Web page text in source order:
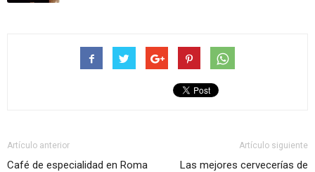
Artículo anterior
Café de especialidad en Roma
Artículo siguiente
Las mejores cervecerías de